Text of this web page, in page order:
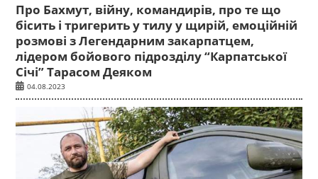
Про Бахмут, війну, командирів, про те що
бісить і тригерить у тилу у щирій, емоційній
розмові з Легендарним закарпатцем,
лідером бойового підрозділу “Карпатської
Січі” Тарасом Деяком
04.08.2023